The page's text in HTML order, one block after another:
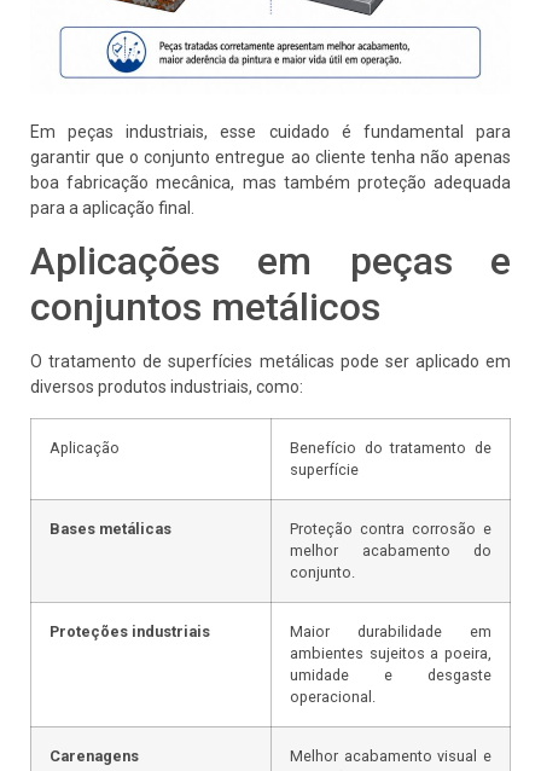
Em peças industriais, esse cuidado é fundamental para
garantir que o conjunto entregue ao cliente tenha não apenas
boa fabricação mecânica, mas também proteção adequada
para a aplicação final.
Aplicações em peças e
conjuntos metálicos
O tratamento de superfícies metálicas pode ser aplicado em
diversos produtos industriais, como:
Aplicação
Benefício do tratamento de
superfície
Bases metálicas
Proteção contra corrosão e
melhor acabamento do
conjunto.
Proteções industriais
Maior durabilidade em
ambientes sujeitos a poeira,
umidade e desgaste
operacional.
Carenagens
Melhor acabamento visual e